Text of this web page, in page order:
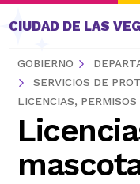
Saltar al contenido
CIUDAD DE LAS
GOBIERNO
SERVICIOS DE
LICENCIAS,